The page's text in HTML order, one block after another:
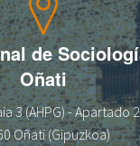
de
Oñati
3 (AHPG) - Apartado
Oñati (Gipuzkoa)